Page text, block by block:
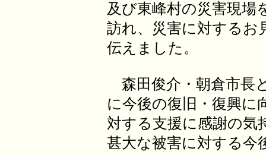
及び東峰村の災害現場
訪れ、災害に対するお
伝えました。
森田俊介・朝倉市長
に今後の復旧・復興に
対する支援に感謝の気
甚大な被害に対する今